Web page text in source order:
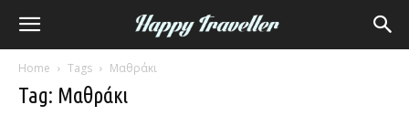
Home Tags Μαθράκι
Tag: Μαθράκι